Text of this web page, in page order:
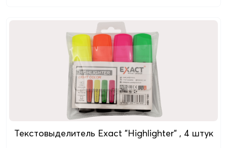
Текстовыделитель Exact "Highlighter" , 4 штук